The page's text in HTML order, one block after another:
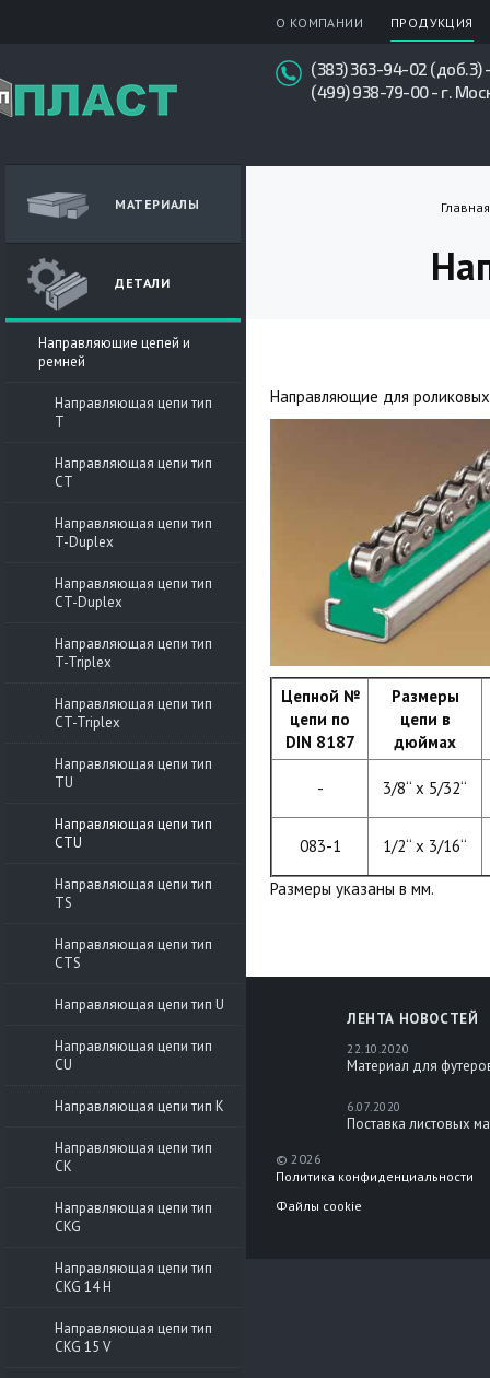
МАТЕРИАЛЫ
ДЕТАЛИ
Направляющие цепей и
ремней
Направляющая цепи тип
T
Направляющая цепи тип
СT
Направляющая цепи тип
T-Duplex
Направляющая цепи тип
СT-Duplex
Направляющая цепи тип
T-Triplex
Направляющая цепи тип
CT-Triplex
Направляющая цепи тип
TU
Направляющая цепи тип
CTU
Направляющая цепи тип
TS
Направляющая цепи тип
CTS
Направляющая цепи тип U
Направляющая цепи тип
CU
Направляющая цепи тип K
Направляющая цепи тип
CK
Направляющая цепи тип
CKG
Направляющая цепи тип
CKG 14 H
Направляющая цепи тип
CKG 15 V
О КОМПАНИИ ПРОДУКЦИЯ
(383) 363-94-02 (доб.3)
(499) 938-79-00 - г.
Главная
Направляющие для
Цепной №
цепи по
DIN 8187
Размеры
цепи в
дюймах
- 3/8‘‘ x 5/32‘‘
083-1 1/2‘‘ x 3/16‘‘
Размеры указаны в мм.
ЛЕНТА НОВОСТЕЙ
22.10.2020
Материал для
6.07.2020
Поставка листовых
© 2026
Политика конфиденциальности
Файлы cookie